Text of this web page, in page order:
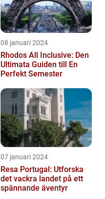
08 januari 2024
Rhodos All Inclusive: Den
Ultimata Guiden till En
Perfekt Semester
07 januari 2024
Resa Portugal: Utforska
det vackra landet på ett
spännande äventyr